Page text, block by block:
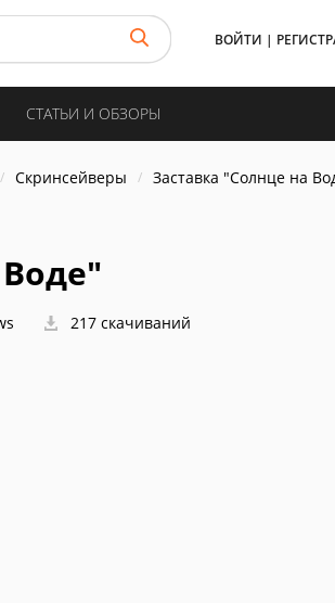
ВОЙТИ |
СТАТЬИ И ОБЗОРЫ
Скринсейверы Заставка "Солнце на
217 скачиваний